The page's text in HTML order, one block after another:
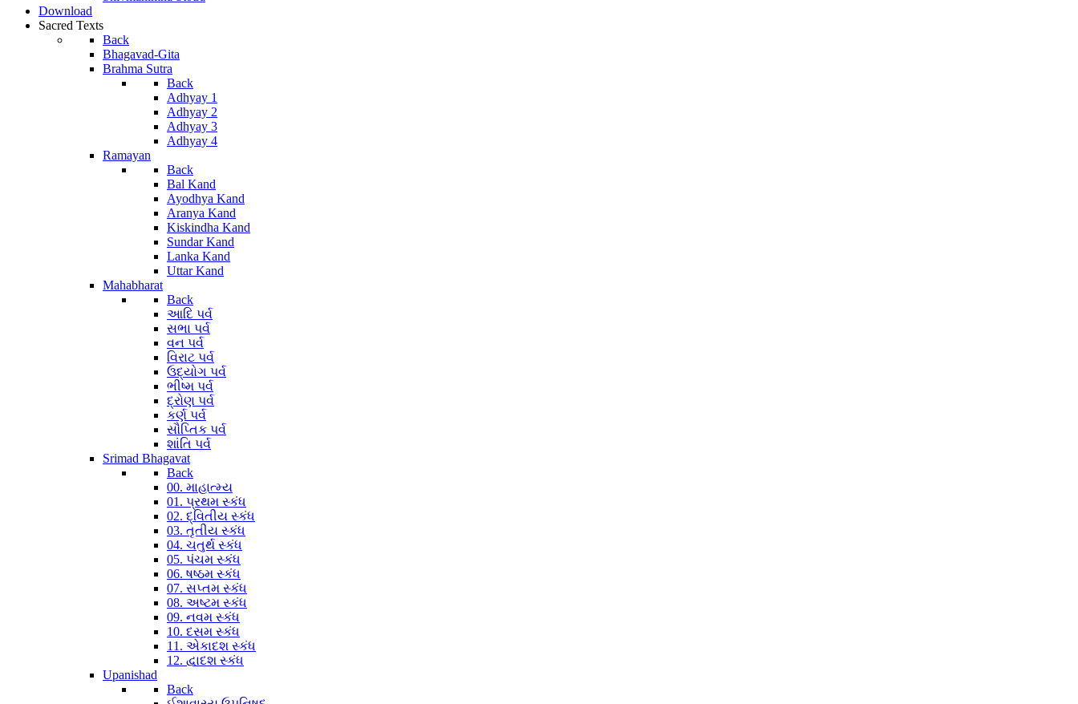
Download
Sacred Texts
Back
Bhagavad-Gita
Brahma Sutra
Back
Adhyay 1
Adhyay 2
Adhyay 3
Adhyay 4
Ramayan
Back
Bal Kand
Ayodhya Kand
Aranya Kand
Kiskindha Kand
Sundar Kand
Lanka Kand
Uttar Kand
Mahabharat
Back
આદિ પર્વ
સભા પર્વ
વન પર્વ
વિરાટ પર્વ
ઉદ્યોગ પર્વ
ભીષ્મ પર્વ
દ્રોણ પર્વ
કર્ણ પર્વ
સૌપ્તિક પર્વ
શાંતિ પર્વ
Srimad Bhagavat
Back
00. માહાત્મ્ય
01. પ્રથમ સ્કંધ
02. દ્વિતીય સ્કંધ
03. તૃતીય સ્કંધ
04. ચતુર્થ સ્કંધ
05. પંચમ સ્કંધ
06. ષષ્ઠમ સ્કંધ
07. સપ્તમ સ્કંધ
08. અષ્ટમ સ્કંધ
09. નવમ સ્કંધ
10. દસમ સ્કંધ
11. એકાદશ સ્કંધ
12. દ્વાદશ સ્કંધ
Upanishad
Back